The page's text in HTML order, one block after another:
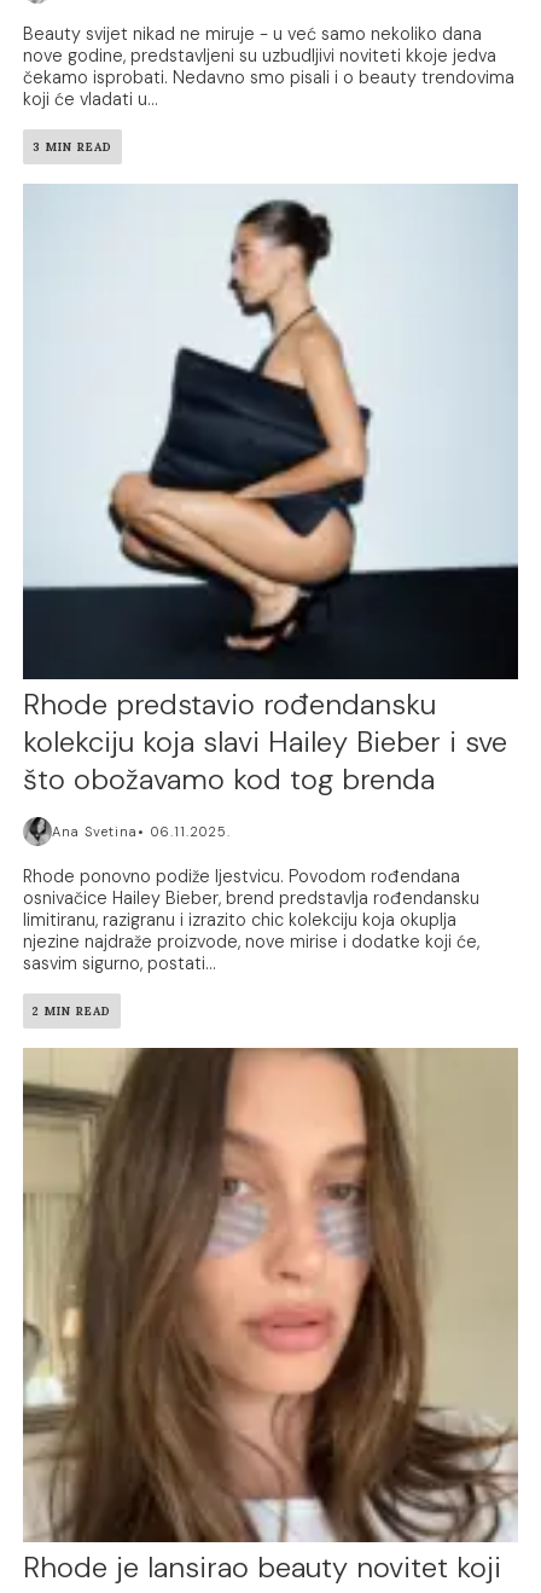
Beauty svijet nikad ne miruje - u već samo nekoliko dana
nove godine, predstavljeni su uzbudljivi noviteti kkoje jedva
čekamo isprobati. Nedavno smo pisali i o beauty trendovima
koji će vladati u...
3 MIN READ
Rhode predstavio rođendansku
kolekciju koja slavi Hailey Bieber i sve
što obožavamo kod tog brenda
Ana Svetina 06.11.2025.
Rhode ponovno podiže ljestvicu. Povodom rođendana
osnivačice Hailey Bieber, brend predstavlja rođendansku
limitiranu, razigranu i izrazito chic kolekciju koja okuplja
njezine najdraže proizvode, nove mirise i dodatke koji će,
sasvim sigurno, postati...
2 MIN READ
Rhode je lansirao beauty novitet koji